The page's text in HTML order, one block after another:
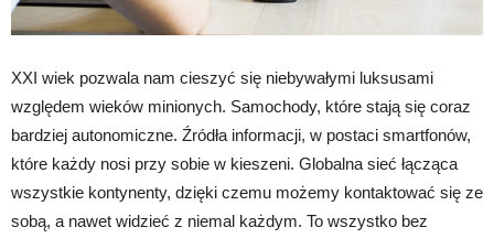
XXI wiek pozwala nam cieszyć się niebywałymi luksusami
względem wieków minionych. Samochody, które stają się coraz
bardziej autonomiczne. Źródła informacji, w postaci smartfonów,
które każdy nosi przy sobie w kieszeni. Globalna sieć łącząca
wszystkie kontynenty, dzięki czemu możemy kontaktować się ze
sobą, a nawet widzieć z niemal każdym. To wszystko bez